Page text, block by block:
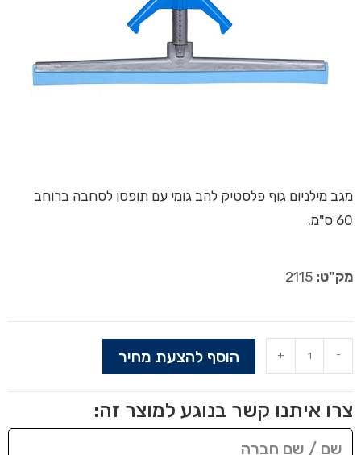
מגב מילניום גוף פלסטיק להב גומי עם תופסן לסחבה ברוחב
60 ס"מ.
מק"ט: 2115
-
+ הוסף להצעת מחיר
צרו איתנו קשר בנוגע למוצר זה: